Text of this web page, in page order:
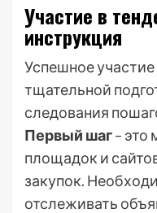
Участие в
инструкция
Успешное участие
тщательной
следования
Первый шаг– это
площадок и
закупок.
отслеживать